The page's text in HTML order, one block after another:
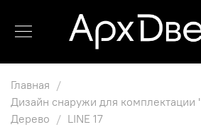
Главная
Дизайн снаружи для
Дерево
LINE 17